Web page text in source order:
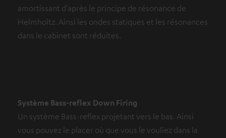
amortissant d’après le principe de résonance de
Helmholtz. Ainsi les ondes statiques et les résonances
dans le cabinet sont réduites.
Système Bass-reflex Down Firing
Un système Bass-reflex projetant vers le bas. Ainsi
vous pouvez le placer où que vous le vouliez dans la